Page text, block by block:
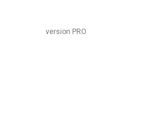
version PRO